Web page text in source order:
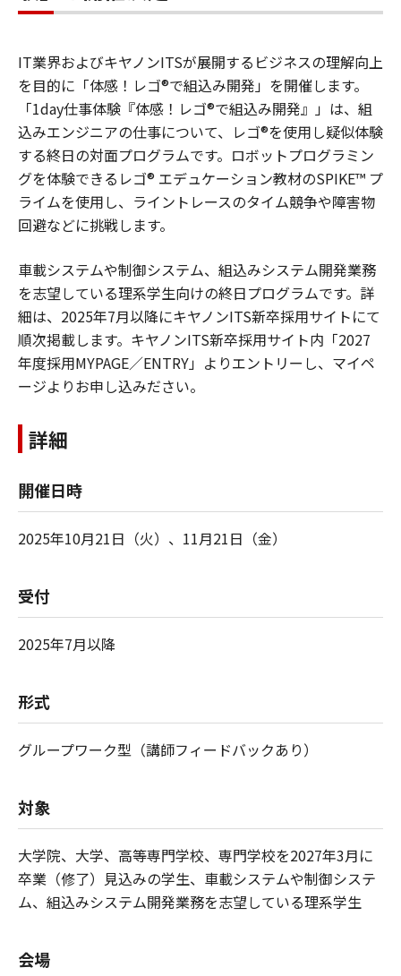
IT業界およびキヤノンITSが展開するビジネスの理解向上
を目的に「体感！レゴ®で組込み開発」を開催します。
「1day仕事体験『体感！レゴ®で組込み開発』」は、組
込みエンジニアの仕事について、レゴ®を使用し疑似体験
する終日の対面プログラムです。ロボットプログラミン
グを体験できるレゴ® エデュケーション教材のSPIKE™ プ
ライムを使用し、ライントレースのタイム競争や障害物
回避などに挑戦します。
車載システムや制御システム、組込みシステム開発業務
を志望している理系学生向けの終日プログラムです。詳
細は、2025年7月以降にキヤノンITS新卒採用サイトにて
順次掲載します。キヤノンITS新卒採用サイト内「2027
年度採用MYPAGE／ENTRY」よりエントリーし、マイペ
ージよりお申し込みださい。
詳細
開催日時
2025年10月21日（火）、11月21日（金）
受付
2025年7月以降
形式
グループワーク型（講師フィードバックあり）
対象
大学院、大学、高等専門学校、専門学校を2027年3月に
卒業（修了）見込みの学生、車載システムや制御システ
ム、組込みシステム開発業務を志望している理系学生
会場